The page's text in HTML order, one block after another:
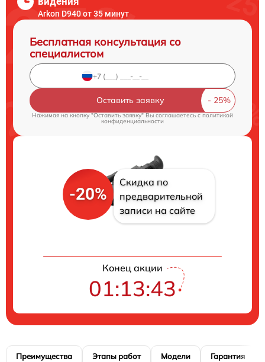
Arkon D940 от 35 минут
Бесплатная консультация со
специалистом
Оставить заявку
Нажимая на кнопку "Оставить заявку" Вы соглашаетесь c политикой
конфиденциальности
-20%
Скидка по
предварительной
записи на сайте
Конец акции
01:13:42
Преимущества Этапы работ Модели Гарантия